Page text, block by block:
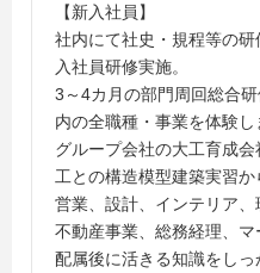
【新入社員】
社内にて社史・規程等の
入社員研修実施。
3～4カ月の部門周回総合
内の全職種・事業を体験し
グループ会社の大工育成
工との構造模型建築実習か
営業、設計、インテリア、
不動産事業、総務経理、マ
配属後に活きる知識をしっ